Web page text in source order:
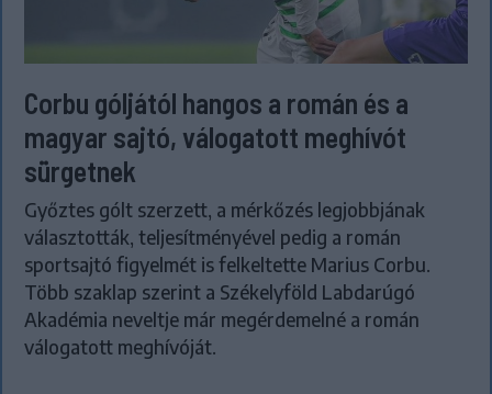
Corbu góljától hangos a román és a
magyar sajtó, válogatott meghívót
sürgetnek
Győztes gólt szerzett, a mérkőzés legjobbjának
választották, teljesítményével pedig a román
sportsajtó figyelmét is felkeltette Marius Corbu.
Több szaklap szerint a Székelyföld Labdarúgó
Akadémia neveltje már megérdemelné a román
válogatott meghívóját.